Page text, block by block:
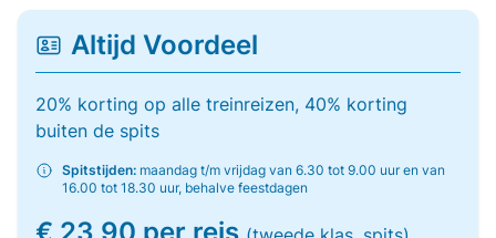
Altijd Voordeel
20% korting op alle treinreizen, 40% korting
buiten de spits
Spitstijden: maandag t/m vrijdag van 6.30 tot 9.00 uur en van
16.00 tot 18.30 uur, behalve feestdagen